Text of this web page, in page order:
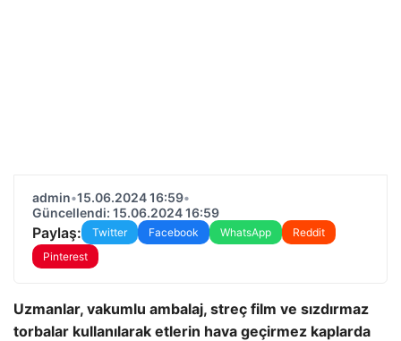
admin•15.06.2024 16:59•
Güncellendi: 15.06.2024 16:59
Paylaş: Twitter Facebook WhatsApp
Reddit
Pinterest
Uzmanlar, vakumlu ambalaj, streç film ve sızdırmaz
torbalar kullanılarak etlerin hava geçirmez kaplarda